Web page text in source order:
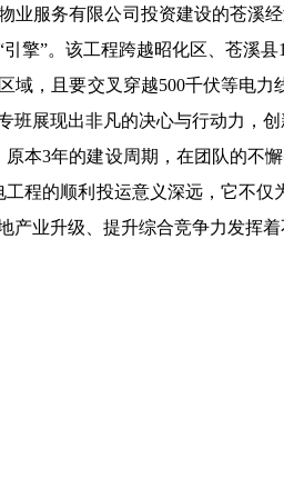
业服务有限公司投资建设的苍溪
擎”。 该工程跨越昭化区、苍溪县
域，且要交叉穿越500千伏等电
班展现出非凡的决心与行动力，
本3年的建设周期，在团队的不
工程的顺利投运意义深远，它不
产业升级、提升综合竞争力发挥